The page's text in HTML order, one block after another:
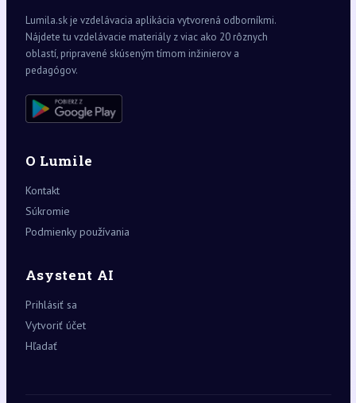
Lumila.sk je vzdelávacia aplikácia vytvorená odborníkmi.
Nájdete tu vzdelávacie materiály z viac ako 20 rôznych
oblastí, pripravené skúseným tímom inžinierov a
pedagógov.
O Lumile
Kontakt
Súkromie
Podmienky používania
Asystent AI
Prihlásiť sa
Vytvoriť účet
Hľadať